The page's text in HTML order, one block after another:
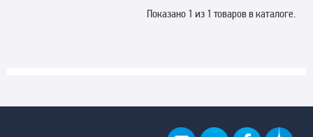
Показано 1 из 1 товаров в каталоге.